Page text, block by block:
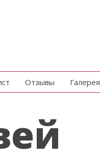
Отзывы Галерея